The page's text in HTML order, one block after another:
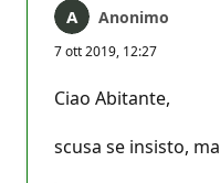
Anonimo
7 ott 2019, 12:27
Ciao Abitante,
scusa se insisto, ma